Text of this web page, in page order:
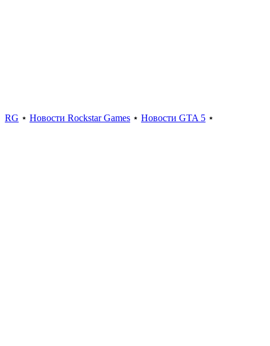
RG ⋆ Новости Rockstar Games ⋆ Новости GTA 5 ⋆